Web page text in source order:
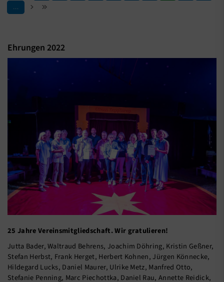
…
Ehrungen 2022
25 Jahre Vereinsmitgliedschaft. Wir gratulieren!
Jutta Bader, Waltraud Behrens, Joachim Döhring, Kristin Geßner,
Stefan Herbst, Frank Herget, Herbert Kohnen, Jürgen Könnecke,
Hildegard Lucks, Daniel Maurer, Ulrike Metz, Manfred Otto,
Stefanie Penning, Marc Piechottka, Daniel Rau, Annette Reidick,